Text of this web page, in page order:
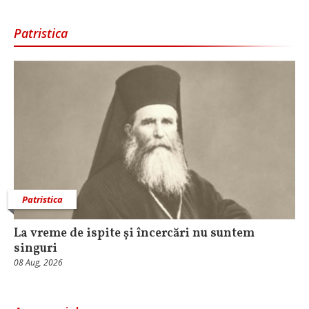
Patristica
Patristica
La vreme de ispite și încercări nu suntem
singuri
08 Aug, 2026